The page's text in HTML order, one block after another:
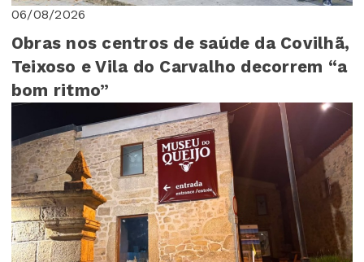
06/08/2026
Obras nos centros de saúde da Covilhã,
Teixoso e Vila do Carvalho decorrem “a
bom ritmo”